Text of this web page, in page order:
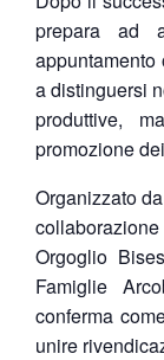
prepara ad
appuntamento
a distinguersi
produttive,
promozione
Organizzato
Orgoglio
Famiglie
conferma
unire